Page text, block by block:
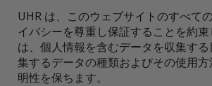
UHR は、このウェブサイトのすべて
イバシーを尊重し保証することを約
は、個人情報を含むデータを収集す
集するデータの種類およびその使用
明性を保ちます。